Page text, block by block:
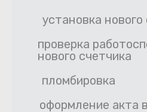
установка нового
проверка
нового счетчика
пломбировка
оформление акта